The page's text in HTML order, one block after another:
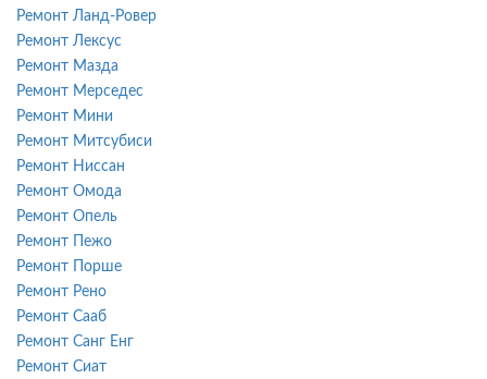
Ремонт Ланд-Ровер
Ремонт Лексус
Ремонт Мазда
Ремонт Мерседес
Ремонт Мини
Ремонт Митсубиси
Ремонт Ниссан
Ремонт Омода
Ремонт Опель
Ремонт Пежо
Ремонт Порше
Ремонт Рено
Ремонт Сааб
Ремонт Санг Енг
Ремонт Сиат